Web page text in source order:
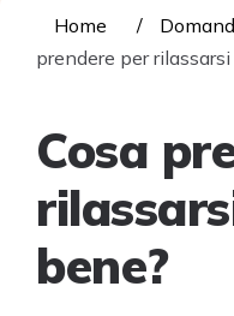
Home
prendere per
Cosa
bene?